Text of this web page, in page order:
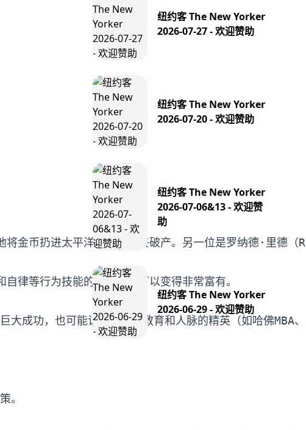
金币扔进太平洋取乐，最终破产。另一位是罗纳德·里
成功，也可能让拥有顶级教育和人脉的精英（如哈佛MBA
。
纽约客 The New Yorker
2026-07-27 - 欢迎赞助
纽约客 The New Yorker
2026-07-20 - 欢迎赞助
纽约客 The New Yorker
2026-07-06&13 - 欢迎赞
助
纽约客 The New Yorker
2026-06-29 - 欢迎赞助